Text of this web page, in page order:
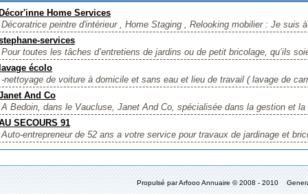
Home Services
Décoratrice peintre d'intérieur , Home Staging , Relooking mobilier : Je suis
services
Pour toutes les tâches d’entretiens de jardins ou de petit bricolage, qu’ils
écolo
-nettoyage de voiture à domicile et sans eau et lieu de travail ( lavage de
And Co
A Bedoin, dans le Vaucluse, Janet And Co, spécialisée dans la gestion et la
SECOURS 91
Auto-entrepreneur de 52 ans a votre service pour travaux de jardinage et
Propulsé par Arfooo Annuaire © 2008 - 2010